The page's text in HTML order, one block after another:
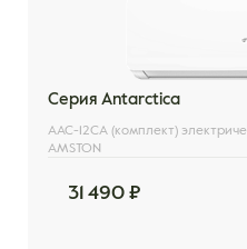
Серия Antarctica
AAC-12CA (комплект)
AMSTON
31 490 ₽